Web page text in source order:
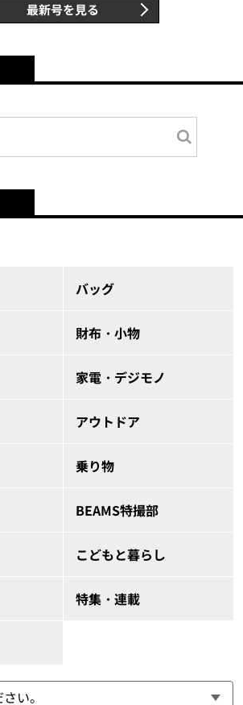
最新号を見る
バッグ
財布・小物
家電・デジモノ
アウトドア
乗り物
BEAMS特撮部
こどもと暮らし
特集・連載